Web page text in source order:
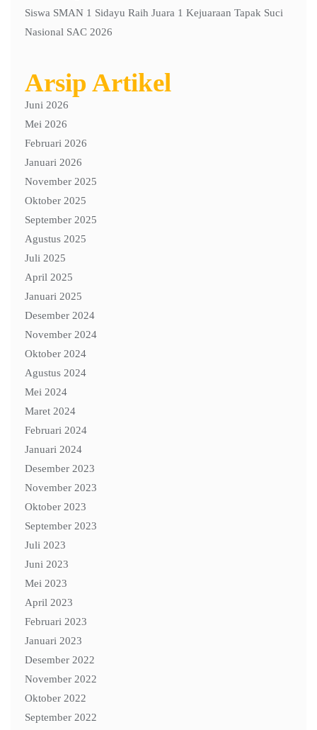
Siswa SMAN 1 Sidayu Raih Juara 1 Kejuaraan Tapak Suci
Nasional SAC 2026
Arsip Artikel
Juni 2026
Mei 2026
Februari 2026
Januari 2026
November 2025
Oktober 2025
September 2025
Agustus 2025
Juli 2025
April 2025
Januari 2025
Desember 2024
November 2024
Oktober 2024
Agustus 2024
Mei 2024
Maret 2024
Februari 2024
Januari 2024
Desember 2023
November 2023
Oktober 2023
September 2023
Juli 2023
Juni 2023
Mei 2023
April 2023
Februari 2023
Januari 2023
Desember 2022
November 2022
Oktober 2022
September 2022